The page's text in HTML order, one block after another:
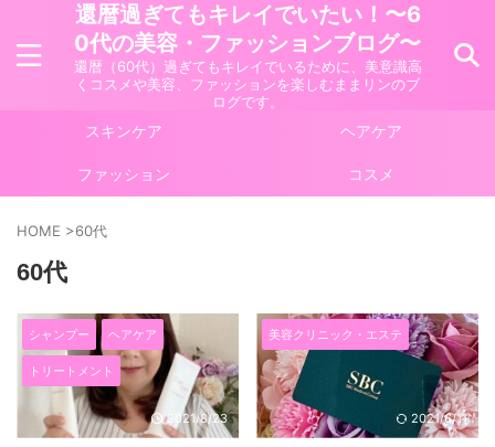
還暦過ぎてもキレイでいたい！〜6
0代の美容・ファッションブログ〜
還暦（60代）過ぎてもキレイでいるために、美意識高
くコスメや美容、ファッションを楽しむままリンのブ
ログです。
スキンケア ヘアケア
ファッション コスメ
HOME >60代
60代
シャンプー ヘアケア
トリートメント
2021/8/23
美容クリニック・エステ
2021/6/11